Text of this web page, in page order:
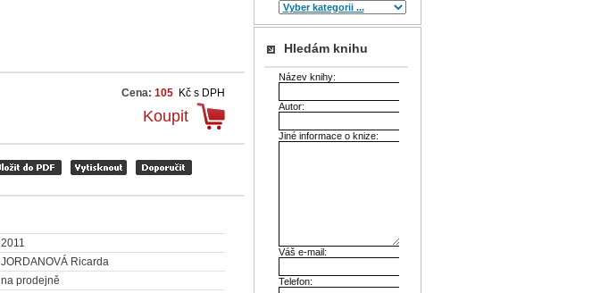
Cena: 105 Kč s DPH
Koupit
2011
JORDANOVÁ Ricarda
na prodejně
Hledám knihu
Název knihy:
Autor:
Jiné informace o knize:
Váš e-mail:
Telefon: